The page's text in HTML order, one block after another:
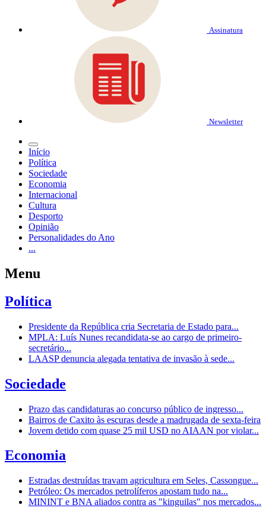
Assinatura
Newsletter
Início
Política
Sociedade
Economia
Internacional
Cultura
Desporto
Opinião
Personalidades do Ano
...
Menu
Política
Presidente da República cria Secretaria de Estado para...
MPLA: Luís Nunes recandidata-se ao cargo de primeiro-
secretário...
LAASP denuncia alegada tentativa de invasão à sede...
Sociedade
Prazo das candidaturas ao concurso público de ingresso...
Bairros de Caxito às escuras desde a madrugada de sexta-feira
Jovem detido com quase 25 mil USD no AIAAN por violar...
Economia
Estradas destruídas travam agricultura em Seles, Cassongue...
Petróleo: Os mercados petrolíferos apostam tudo na...
MININT e BNA aliados contra as "kinguilas" nos mercados...